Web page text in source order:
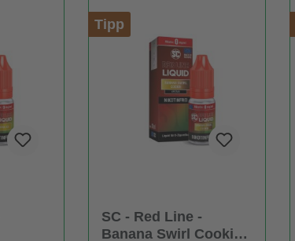
Tipp
SC - Red Line -
Banana Swirl Cookie -